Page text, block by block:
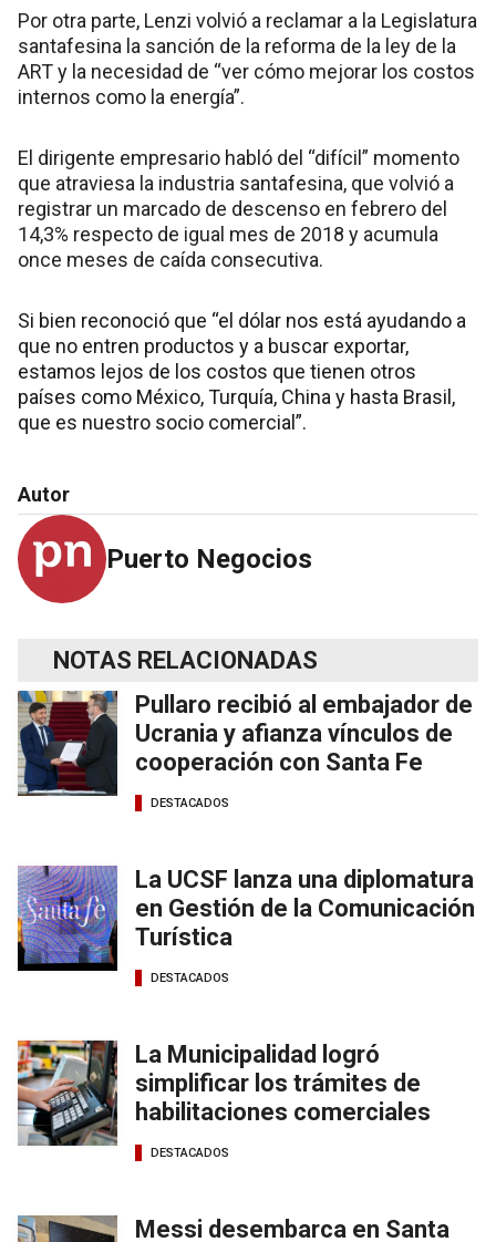
Por otra parte, Lenzi volvió a reclamar a la Legislatura
santafesina la sanción de la reforma de la ley de la
ART y la necesidad de “ver cómo mejorar los costos
internos como la energía”.
El dirigente empresario habló del “difícil” momento
que atraviesa la industria santafesina, que volvió a
registrar un marcado de descenso en febrero del
14,3% respecto de igual mes de 2018 y acumula
once meses de caída consecutiva.
Si bien reconoció que “el dólar nos está ayudando a
que no entren productos y a buscar exportar,
estamos lejos de los costos que tienen otros
países como México, Turquía, China y hasta Brasil,
que es nuestro socio comercial”.
Autor
Puerto Negocios
NOTAS RELACIONADAS
Pullaro recibió al embajador de
Ucrania y afianza vínculos de
cooperación con Santa Fe
DESTACADOS
La UCSF lanza una diplomatura
en Gestión de la Comunicación
Turística
DESTACADOS
La Municipalidad logró
simplificar los trámites de
habilitaciones comerciales
DESTACADOS
Messi desembarca en Santa